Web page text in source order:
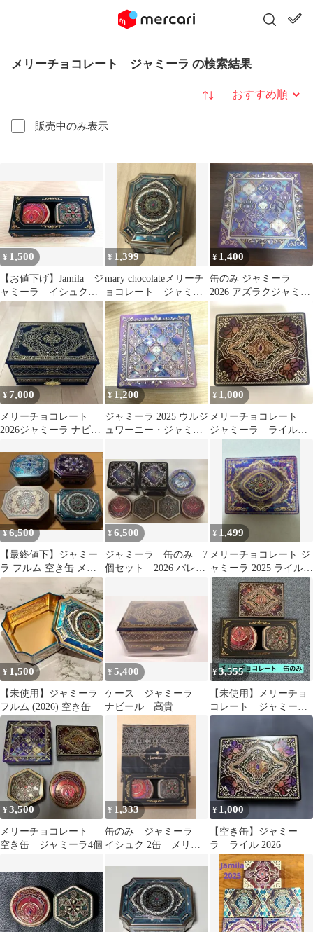
メリーチョコレート ジャミーラ の検索結果
販売中のみ表示
並び替え
¥ 1,500
【お値下げ】Jamila ジ
ャミーラ イシュク
メリーチョコレート
¥ 1,399
mary chocolateメリーチ
ョコレート ジャミー
ラフルム 缶のみチョコ
缶
¥ 1,400
缶のみ ジャミーラ
2026 アズラクジャミー
ル ジャミール
¥7,000
メリーチョコレート
2026ジャミーラ ナビー
¥ 1,200
ジャミーラ 2025 ウルジ
ュワーニー・ジャミー
¥ 1,000
メリーチョコレート
ジャミーラ ライル
¥6,500
【最終値下】ジャミー
ラ フルム 空き缶 メリ
ーチョコレート
¥6,500
ジャミーラ 缶のみ 7
個セット 2026 バレン
¥ 1,499
メリーチョコレート ジ
ャミーラ 2025 ライル
空き缶
¥ 1,500
【未使用】ジャミーラ
フルム (2026) 空き缶
¥5,400
ケース ジャミーラ
ナビール 高貴
¥3,555
【未使用】メリーチョ
コレート ジャミー
ラ 2026バレンタイ
¥3,500
メリーチョコレート
空き缶 ジャミーラ4個
¥ 1,333
缶のみ ジャミーラ
イシュク 2缶 メリー
¥ 1,000
【空き缶】ジャミー
ラ ライル 2026